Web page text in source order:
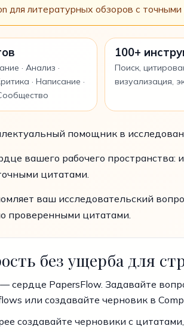
для литературных обзоров с
· Анализ ·
· Написание ·
100+
Поиск,
визуализация,
помощник в
вашего рабочего пространства:
цитатами.
ваш исследовательский
проверенными цитатами.
без ущерба для
сердце PapersFlow. Задавайте
или создавайте черновик в
создавайте черновики с